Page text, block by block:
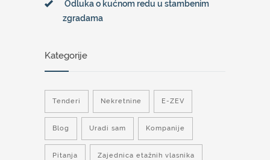
Odluka o kućnom redu u stambenim
zgradama
Kategorije
Tenderi Nekretnine E-ZEV
Blog Uradi sam Kompanije
Pitanja Zajednica etažnih vlasnika